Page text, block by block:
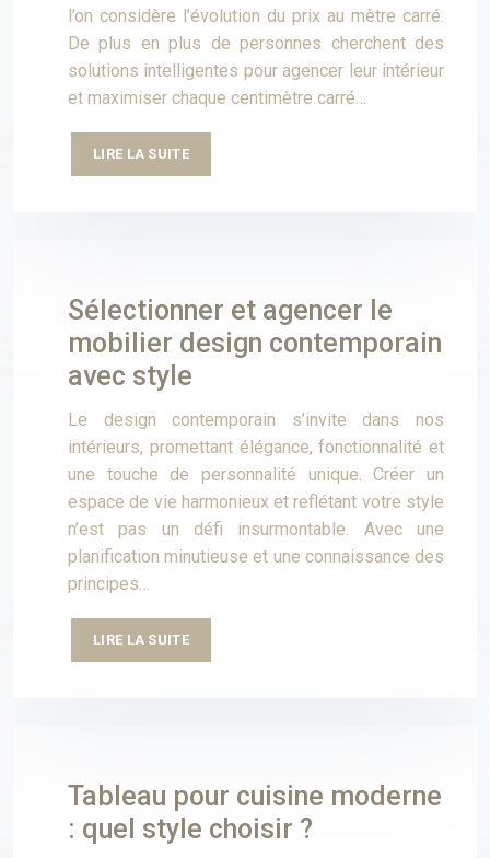
l’on considère l’évolution du prix au mètre carré.
De plus en plus de personnes cherchent des
solutions intelligentes pour agencer leur intérieur
et maximiser chaque centimètre carré…
LIRE LA SUITE
Sélectionner et agencer le
mobilier design contemporain
avec style
Le design contemporain s’invite dans nos
intérieurs, promettant élégance, fonctionnalité et
une touche de personnalité unique. Créer un
espace de vie harmonieux et reflétant votre style
n’est pas un défi insurmontable. Avec une
planification minutieuse et une connaissance des
principes…
LIRE LA SUITE
Tableau pour cuisine moderne
: quel style choisir ?